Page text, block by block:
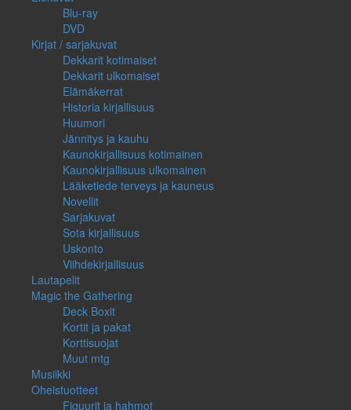
Blu-ray
DVD
Kirjat / sarjakuvat
Dekkarit kotimaiset
Dekkarit ulkomaiset
Elämäkerrat
Historia kirjallisuus
Huumori
Jännitys ja kauhu
Kaunokirjallisuus kotimainen
Kaunokirjallisuus ulkomainen
Lääketiede terveys ja kauneus
Novellit
Sarjakuvat
Sota kirjallisuus
Uskonto
Viihdekirjallisuus
Lautapelit
Magic the Gathering
Deck Boxit
Kortit ja pakat
Korttisuojat
Muut mtg
Musiikki
Oheistuotteet
Figuurit ja hahmot